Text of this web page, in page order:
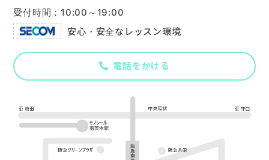
受付時間：10:00～19:00
安心・安全なレッスン環境
電話をかける